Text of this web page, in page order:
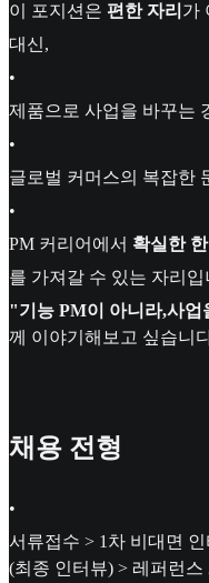
이 포지션은 편한 자리 가
대신,
•
제품으로 사업을 바꾸는
•
글로벌 커머스의 복잡한
•
PM 커리어에서 확실한
를 가져갈 수 있는 자리입
"기능 PM이 아니라,사업
께 이야기해보고 싶습니
채용 전형
•
서류접수 > 1차 비대면
(최종 인터뷰) > 레퍼런